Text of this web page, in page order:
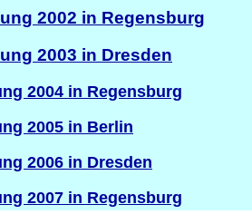
2002 in Regensburg
2003 in Dresden
2004 in Regensburg
2005 in Berlin
2006 in Dresden
2007 in Regensburg